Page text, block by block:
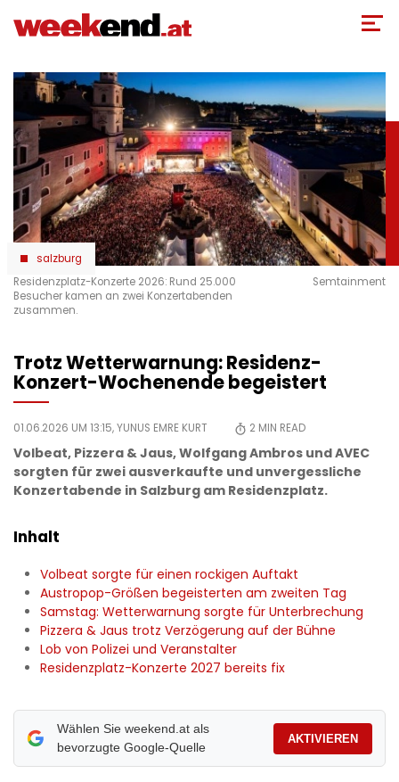
zum
salzburg
Residenzplatz-Konzerte 2026: Rund 25.000
Besucher kamen an zwei Konzertabenden
zusammen.
Semtainment
Trotz Wetterwarnung: Residenz-
Konzert-Wochenende begeistert
01.06.2026 UM 13:15,YUNUS EMRE KURT 2 MIN READ
Volbeat, Pizzera & Jaus, Wolfgang Ambros und AVEC
sorgten für zwei ausverkaufte und unvergessliche
Konzertabende in Salzburg am Residenzplatz.
Inhalt
Volbeat sorgte für einen rockigen Auftakt
Austropop-Größen begeisterten am zweiten Tag
Samstag: Wetterwarnung sorgte für Unterbrechung
Pizzera & Jaus trotz Verzögerung auf der Bühne
Lob von Polizei und Veranstalter
Residenzplatz-Konzerte 2027 bereits fix
Wählen Sie weekend.at als
bevorzugte Google-Quelle
AKTIVIEREN